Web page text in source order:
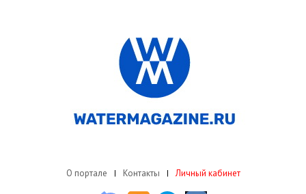
О портале Контакты Личный кабинет